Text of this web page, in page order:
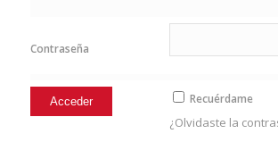
Contraseña
Recuérdame
¿Olvidaste la